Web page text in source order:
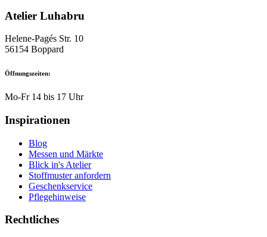
Atelier Luhabru
Helene-Pagés Str. 10
56154 Boppard
Öffnungszeiten:
Mo-Fr 14 bis 17 Uhr
Inspirationen
Blog
Messen und Märkte
Blick in's Atelier
Stoffmuster anfordern
Geschenkservice
Pflegehinweise
Rechtliches